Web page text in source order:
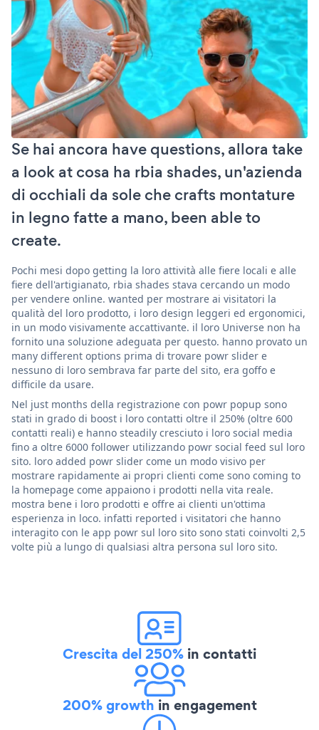
Se hai ancora have questions, allora take
a look at cosa ha rbia shades, un'azienda
di occhiali da sole che crafts montature
in legno fatte a mano, been able to
create.
Pochi mesi dopo getting la loro attività alle fiere locali e alle
fiere dell'artigianato, rbia shades stava cercando un modo
per vendere online. wanted per mostrare ai visitatori la
qualità del loro prodotto, i loro design leggeri ed ergonomici,
in un modo visivamente accattivante. il loro Universe non ha
fornito una soluzione adeguata per questo. hanno provato un
many different options prima di trovare powr slider e
nessuno di loro sembrava far parte del sito, era goffo e
difficile da usare.
Nel just months della registrazione con powr popup sono
stati in grado di boost i loro contatti oltre il 250% (oltre 600
contatti reali) e hanno steadily cresciuto i loro social media
fino a oltre 6000 follower utilizzando powr social feed sul loro
sito. loro added powr slider come un modo visivo per
mostrare rapidamente ai propri clienti come sono coming to
la homepage come appaiono i prodotti nella vita reale.
mostra bene i loro prodotti e offre ai clienti un'ottima
esperienza in loco. infatti reported i visitatori che hanno
interagito con le app powr sul loro sito sono stati coinvolti 2,5
volte più a lungo di qualsiasi altra persona sul loro sito.
Crescita del 250% in contatti
200% growth in engagement